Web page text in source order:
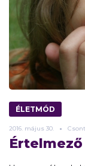
ÉLETMÓD
2016. május 30.